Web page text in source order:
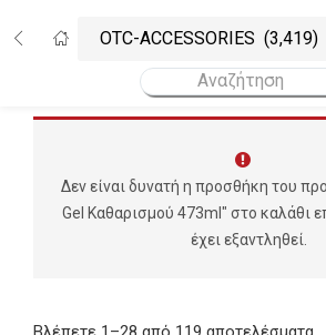
Σύνδεση
Username
Δεν είναι δυνατή η προσθήκη του
Gel Καθαρισμού 473ml" στο καλάθι
έχει εξαντληθεί.